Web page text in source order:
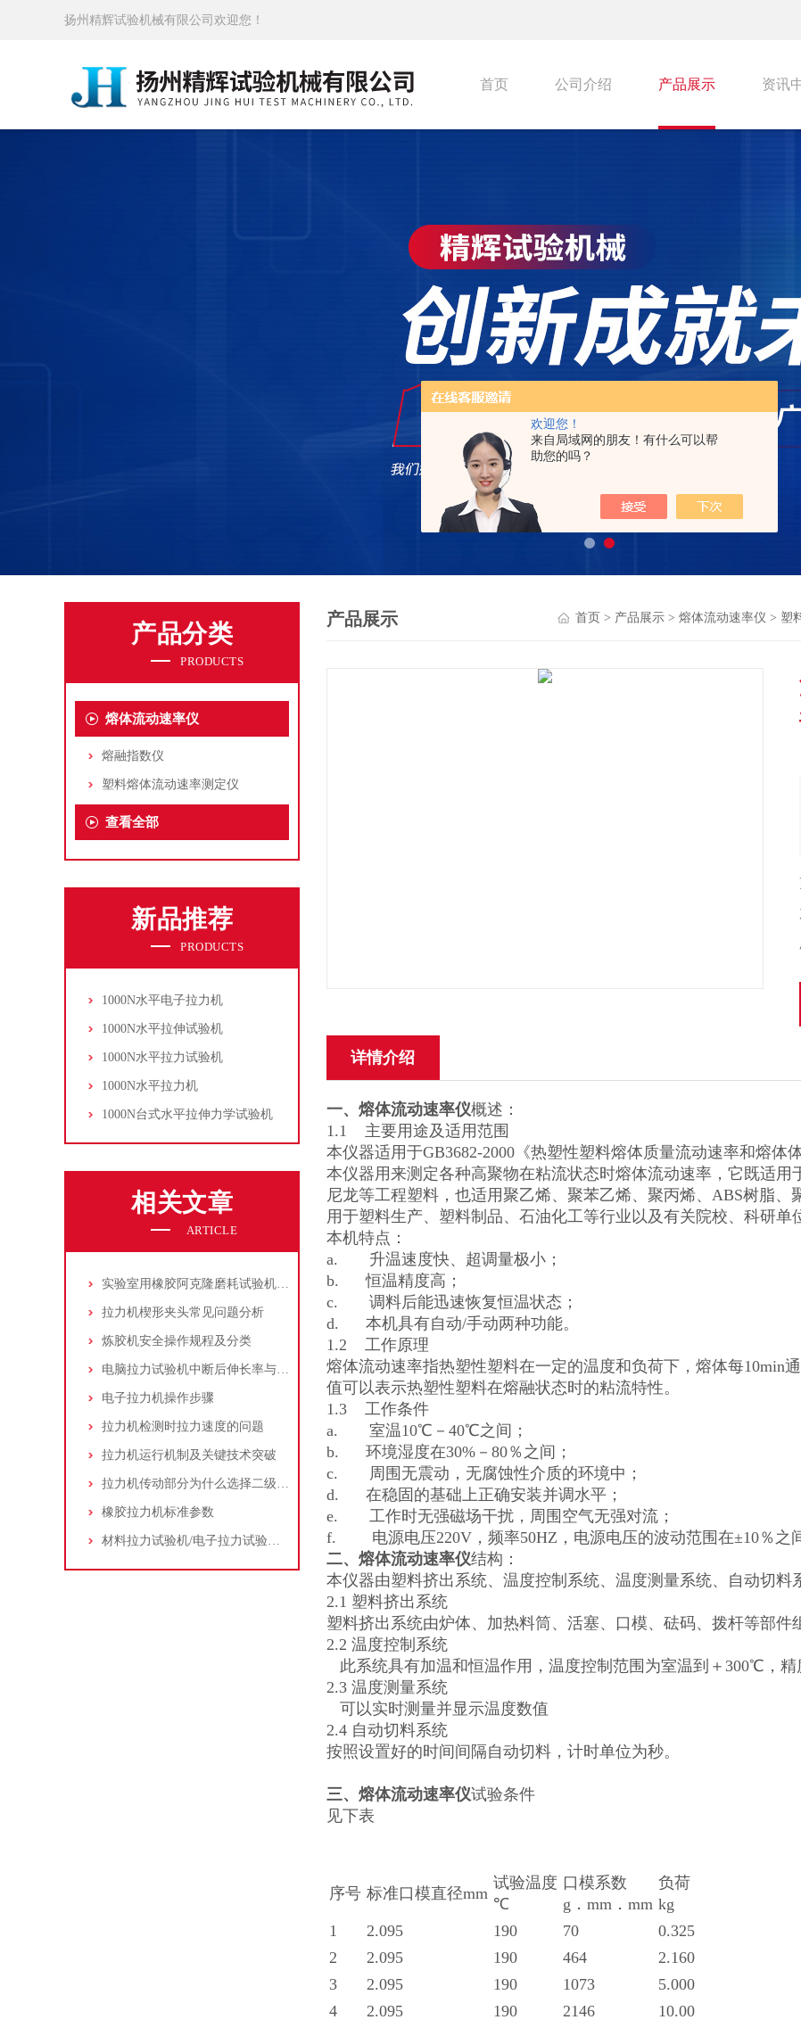
欢迎您！
来自局域网的朋友！有什么可以帮
助您的吗？
扬州精辉试验机械有限公司欢迎您！
首页 公司介绍 产品展示 资讯
产品分类
PRODUCTS
熔体流动速率仪
熔融指数仪
塑料熔体流动速率测定仪
查看全部
新品推荐
PRODUCTS
1000N水平电子拉力机
1000N水平拉伸试验机
1000N水平拉力试验机
1000N水平拉力机
1000N台式水平拉伸力学试验机
相关文章
ARTICLE
实验室用橡胶阿克隆磨耗试验机操作方法技巧
拉力机楔形夹头常见问题分析
炼胶机安全操作规程及分类
电脑拉力试验机中断后伸长率与延伸率的关系
电子拉力机操作步骤
拉力机检测时拉力速度的问题
拉力机运行机制及关键技术突破
拉力机传动部分为什么选择二级蜗轮减速
橡胶拉力机标准参数
材料拉力试验机/电子拉力试验机对材料屈服强度的测定以及计算公式
产品展示 首页 > 产品展示 > 熔体流动速率仪 > 塑
详情介绍
一、 熔体流动速率仪概述：
1.1 主要用途及适用范围
本仪器适用于GB3682-2000《热塑性塑料熔体质量流动速率和熔体
本仪器用来测定各种高聚物在粘流状态时熔体流动速率，它既适用
尼龙等工程塑料，也适用聚乙烯、聚苯乙烯、聚丙烯、ABS树脂
用于塑料生产、塑料制品、石油化工等行业以及有关院校、科研单
本机特点：
a. 升温速度快、超调量极小；
b. 恒温精度高；
c. 调料后能迅速恢复恒温状态；
d. 本机具有自动/手动两种功能。
1.2 工作原理
熔体流动速率指热塑性塑料在一定的温度和负荷下，熔体每10min
值可以表示热塑性塑料在熔融状态时的粘流特性。
1.3 工作条件
a. 室温10℃－40℃之间；
b. 环境湿度在30%－80％之间；
c. 周围无震动，无腐蚀性介质的环境中；
d. 在稳固的基础上正确安装并调水平；
e. 工作时无强磁场干扰，周围空气无强对流；
f. 电源电压220V，频率50HZ，电源电压的波动范围在±10％之间
二、 熔体流动速率仪结构：
本仪器由塑料挤出系统、温度控制系统、温度测量系统、自动切料
2.1 塑料挤出系统
塑料挤出系统由炉体、加热料筒、活塞、口模、砝码、拨杆等部件
2.2 温度控制系统
此系统具有加温和恒温作用，温度控制范围为室温到＋300℃，精
2.3 温度测量系统
可以实时测量并显示温度数值
2.4 自动切料系统
按照设置好的时间间隔自动切料，计时单位为秒。
三、 熔体流动速率仪试验条件
见下表
序号 标准口模直径mm
试验温度
℃
口模系数
g．mm．mm
负荷
kg
1
2.095 190 70
0.325
2
2.095 190 464
2.160
3
2.095 190 1073
5.000
4
2.095 190 2146
10.00